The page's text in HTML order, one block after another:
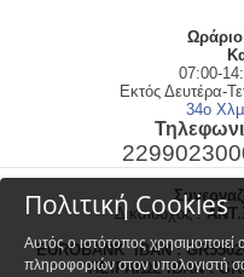
07:00-
Εκτός Δευτέρα-
34ο
Δικαιούχος :
EUROBANKIBAN :
ΠΕΙΡΑΙΩΣIBAN :
Πολιτική Cookies
Αυτός ο ιστότοπος
πληροφοριών στον υπολογιστή